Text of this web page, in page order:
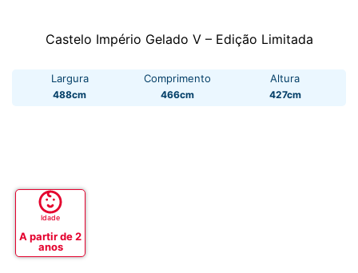
Castelo Império Gelado V – Edição Limitada
Largura
488cm
Comprimento
466cm
Altura
427cm
Idade
A partir de 2
anos